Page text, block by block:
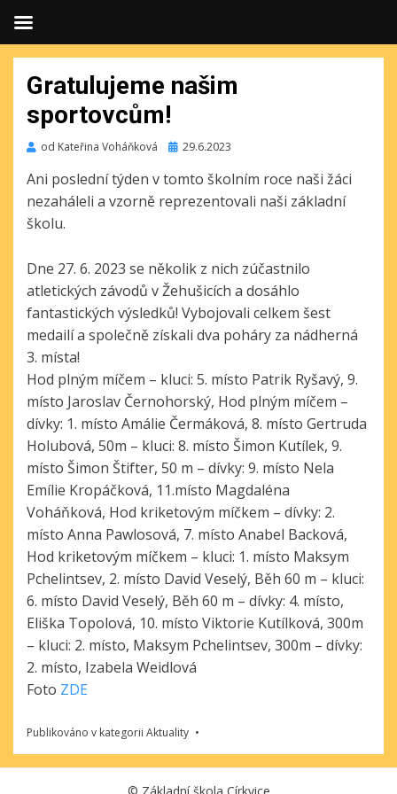
Gratulujeme našim
sportovcům!
od Kateřina Voháňková Publikováno
29.6.2023
Ani poslední týden v tomto školním roce naši žáci
nezaháleli a vzorně reprezentovali naši základní
školu.
Dne 27. 6. 2023 se několik z nich zúčastnilo
atletických závodů v Žehušicích a dosáhlo
fantastických výsledků! Vybojovali celkem šest
medailí a společně získali dva poháry za nádherná
3. místa!
Hod plným míčem – kluci: 5. místo Patrik Ryšavý, 9.
místo Jaroslav Černohorský, Hod plným míčem –
dívky: 1. místo Amálie Čermáková, 8. místo Gertruda
Holubová, 50m – kluci: 8. místo Šimon Kutílek, 9.
místo Šimon Štifter, 50 m – dívky: 9. místo Nela
Emílie Kropáčková, 11.místo Magdaléna
Voháňková, Hod kriketovým míčkem – dívky: 2.
místo Anna Pawlosová, 7. místo Anabel Backová,
Hod kriketovým míčkem – kluci: 1. místo Maksym
Pchelintsev, 2. místo David Veselý, Běh 60 m – kluci:
6. místo David Veselý, Běh 60 m – dívky: 4. místo,
Eliška Topolová, 10. místo Viktorie Kutílková, 300m
– kluci: 2. místo, Maksym Pchelintsev, 300m – dívky:
2. místo, Izabela Weidlová
Foto ZDE
Publikováno v kategorii Aktuality